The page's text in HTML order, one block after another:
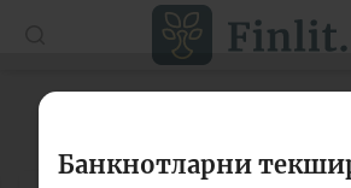
Мақолалар
Банкнотларни